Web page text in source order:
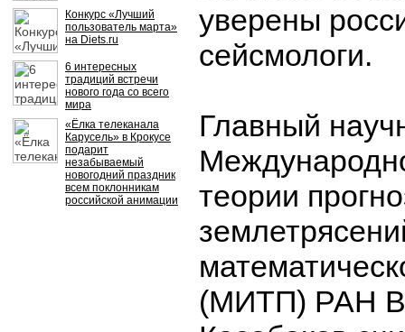
Конкурс «Лучший
пользователь марта»
на Diets.ru
6 интересных
традиций встречи
нового года со всего
мира
«Ёлка телеканала
Карусель» в Крокусе
подарит
незабываемый
новогодний праздник
всем поклонникам
российской анимации
уверены
сейсмологи.
Главный
теории
(МИТП) РАН